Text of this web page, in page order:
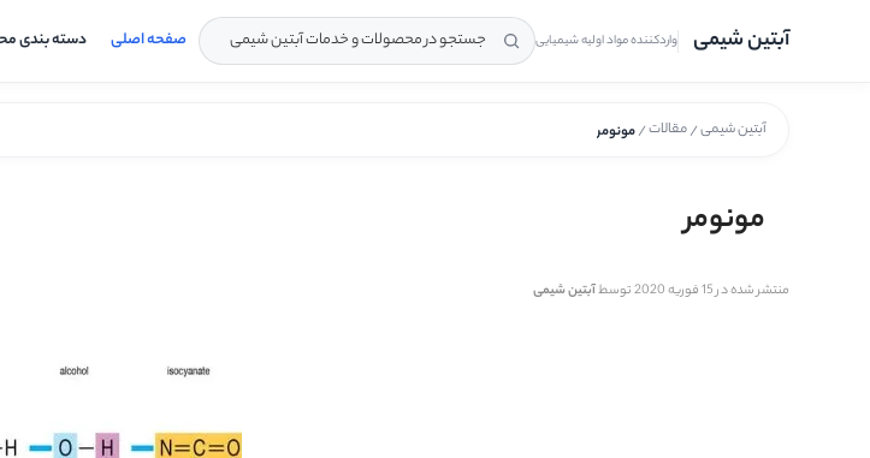
آبتین شیمی واردکننده مواد اولیه شیمیاییجستجو در محصولات و خدمات آبتین شیمی صفحه اصلی دسته بندی
آبتین شیمی/مقالات/مونومر
مونومر
منتشر شده در 15 فوریه 2020 توسط آبتین شیمی